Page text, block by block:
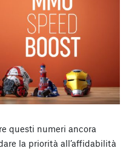
questi numeri ancora
la priorità all’affidabilità